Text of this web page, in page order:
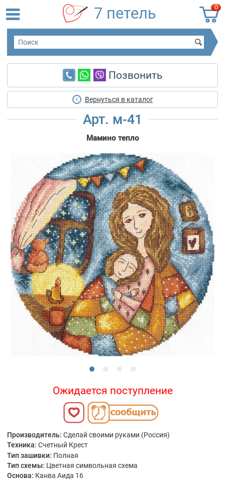
0
7 петель
Позвонить
Вернуться в каталог
Арт. м-41
Мамино тепло
Ожидается поступление
Производитель: Сделай своими руками (Россия)
Техника: Счетный Крест
Тип зашивки: Полная
Тип схемы: Цветная символьная схема
Основа: Канва Аида 16